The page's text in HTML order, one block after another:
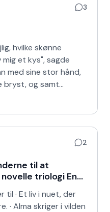
3
hvilke skønne
et kys", sagde
med sine stor hånd,
bryst, og samt…
2
til at
triologi En
· Et liv i nuet, der
· Alma skriger i vilden